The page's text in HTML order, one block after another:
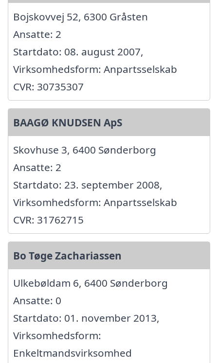
Bojskovvej 52, 6300 Gråsten
Ansatte: 2
Startdato: 08. august 2007,
Virksomhedsform: Anpartsselskab
CVR: 30735307
BAAGØ KNUDSEN ApS
Skovhuse 3, 6400 Sønderborg
Ansatte: 2
Startdato: 23. september 2008,
Virksomhedsform: Anpartsselskab
CVR: 31762715
Bo Tøge Zachariassen
Ulkebøldam 6, 6400 Sønderborg
Ansatte: 0
Startdato: 01. november 2013,
Virksomhedsform:
Enkeltmandsvirksomhed